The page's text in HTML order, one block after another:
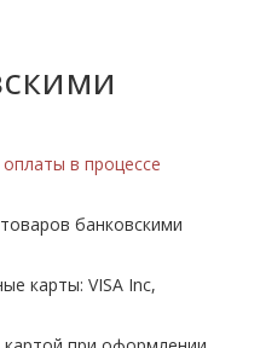
в процессе
банковскими
карты: VISA Inc,